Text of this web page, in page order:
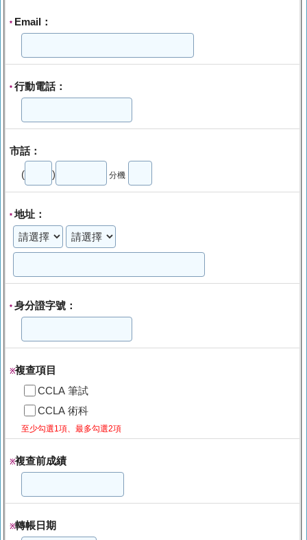
* Email：
* 行動電話：
市話：
( ) 分機
*地址：
* 身分證字號：
※複查項目
CCLA 筆試
CCLA 術科
至少勾選1項、最多勾選2項
※複查前成績
※轉帳日期